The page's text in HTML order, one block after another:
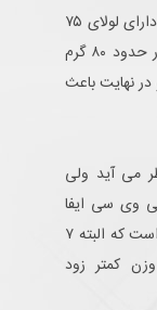
دارای لولای ۷۵
میلیمتری هستند و دارای وزنی استاندارد در حدود ۸۰ گرم
نهایت باعث
می آید ولی
وی سی ایفا
میکند . وزن استاندارد آن در حدود ۱۳ گرم است که البته ۷
کمتر زود